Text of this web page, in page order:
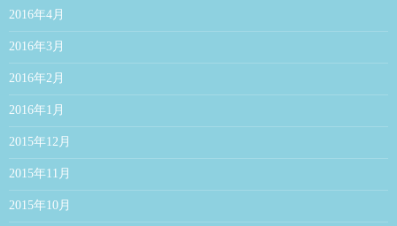
2016年4月
2016年3月
2016年2月
2016年1月
2015年12月
2015年11月
2015年10月